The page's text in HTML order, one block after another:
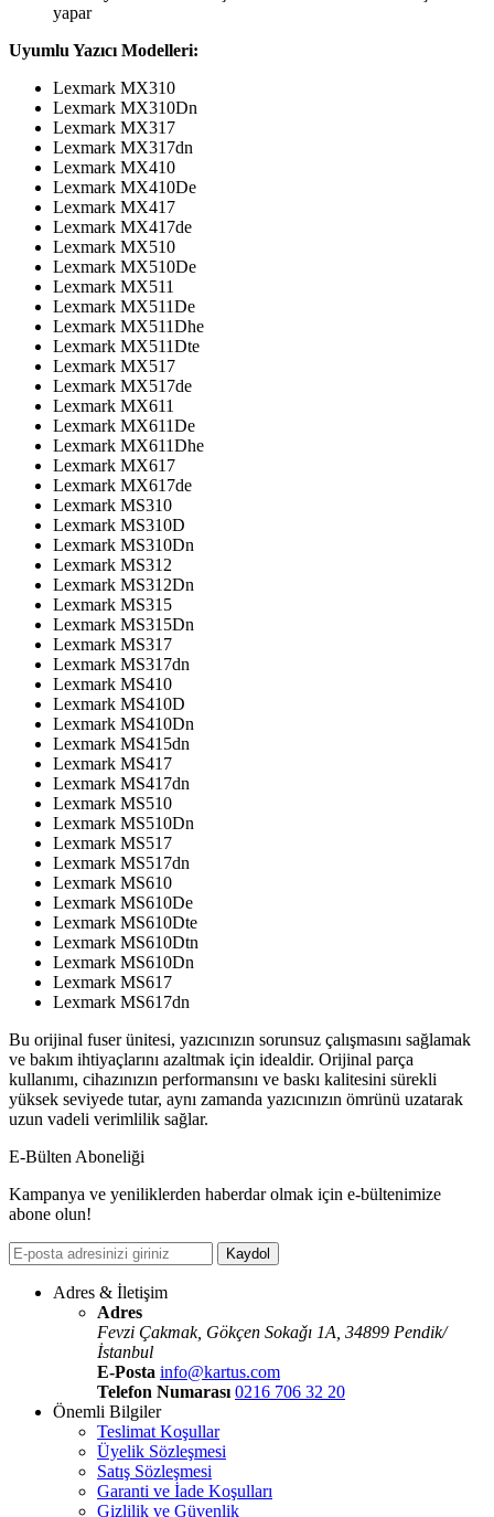
yapar
Uyumlu Yazıcı Modelleri:
Lexmark MX310
Lexmark MX310Dn
Lexmark MX317
Lexmark MX317dn
Lexmark MX410
Lexmark MX410De
Lexmark MX417
Lexmark MX417de
Lexmark MX510
Lexmark MX510De
Lexmark MX511
Lexmark MX511De
Lexmark MX511Dhe
Lexmark MX511Dte
Lexmark MX517
Lexmark MX517de
Lexmark MX611
Lexmark MX611De
Lexmark MX611Dhe
Lexmark MX617
Lexmark MX617de
Lexmark MS310
Lexmark MS310D
Lexmark MS310Dn
Lexmark MS312
Lexmark MS312Dn
Lexmark MS315
Lexmark MS315Dn
Lexmark MS317
Lexmark MS317dn
Lexmark MS410
Lexmark MS410D
Lexmark MS410Dn
Lexmark MS415dn
Lexmark MS417
Lexmark MS417dn
Lexmark MS510
Lexmark MS510Dn
Lexmark MS517
Lexmark MS517dn
Lexmark MS610
Lexmark MS610De
Lexmark MS610Dte
Lexmark MS610Dtn
Lexmark MS610Dn
Lexmark MS617
Lexmark MS617dn
Bu orijinal fuser ünitesi, yazıcınızın sorunsuz çalışmasını sağlamak
ve bakım ihtiyaçlarını azaltmak için idealdir. Orijinal parça
kullanımı, cihazınızın performansını ve baskı kalitesini sürekli
yüksek seviyede tutar, aynı zamanda yazıcınızın ömrünü uzatarak
uzun vadeli verimlilik sağlar.
E-Bülten Aboneliği
Kampanya ve yeniliklerden haberdar olmak için e-bültenimize
abone olun!
Kaydol
Adres & İletişim
Adres
Fevzi Çakmak, Gökçen Sokaǧı 1A, 34899 Pendik/
İstanbul
E-Posta info@kartus.com
Telefon Numarası 0216 706 32 20
Önemli Bilgiler
Teslimat Koşullar
Üyelik Sözleşmesi
Satış Sözleşmesi
Garanti ve İade Koşulları
Gizlilik ve Güvenlik